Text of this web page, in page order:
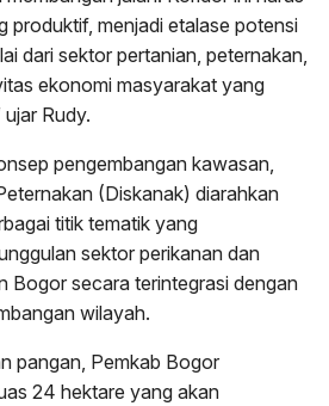
produktif, menjadi etalase potensi
dari sektor pertanian, peternakan,
ekonomi masyarakat yang
Rudy.
pengembangan kawasan,
(Diskanak) diarahkan
titik tematik yang
sektor perikanan dan
Bogor secara terintegrasi dengan
wilayah.
pangan, Pemkab Bogor
24 hektare yang akan